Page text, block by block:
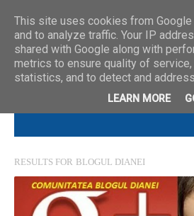
RESULTS FOR BLOGUL DIANEI
This site uses cookies from
and to analyze traffic. Your IP
shared with Google along with
metrics to ensure quality of
statistics, and to detect and
LEARN MORE